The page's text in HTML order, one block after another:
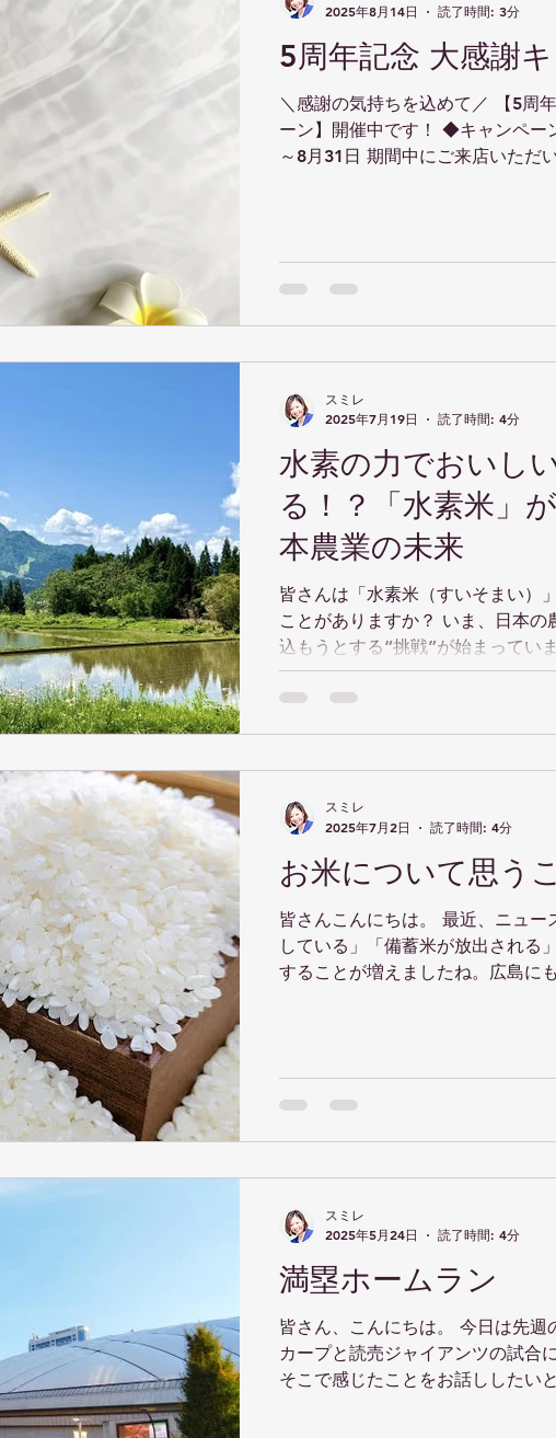
5周年記念 大感謝
＼感謝の気持ちを込めて／ 【5周
ーン】開催中です！ ◆キャンペーン期間：2025年8月1日
～8月31日 期間中にご来店いただ
2025年8月14日
読了時間: 3分
水素の力でおいし
る！？「水素米」
本農業の未来
皆さんは「水素米（すいそまい）
ことがありますか？ いま、日本の農業に新たな風を吹き
込もうとする“挑戦”が始まってい
のが、なんと「水素」なんです。 この画期的な取り組み
を進めているのは、大阪・高槻市
スミレ
2025年7月19日
読了時間: 4分
お米について思う
皆さんこんにちは。 最近、ニュースで「米の価格が高騰
している」「備蓄米が放出される
することが増えましたね。広島に
スミレ
2025年7月2日
読了時間: 4分
満塁ホームラン
皆さん、こんにちは。 今日は先週
カープと読売ジャイアンツの試合
そこで感じたことをお話ししたいと思い
スミレ
2025年5月24日
読了時間: 4分